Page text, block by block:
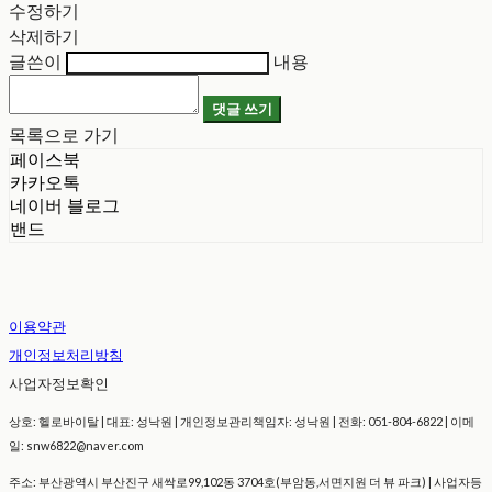
수정하기
삭제하기
글쓴이
내용
댓글 쓰기
목록으로 가기
페이스북
카카오톡
네이버 블로그
밴드
이용약관
개인정보처리방침
사업자정보확인
상호: 헬로바이탈 | 대표: 성낙원 | 개인정보관리책임자: 성낙원 | 전화: 051-804-6822 | 이메
일: snw6822@naver.com
주소: 부산광역시 부산진구 새싹로99,102동 3704호(부암동,서면지원 더 뷰 파크) | 사업자등